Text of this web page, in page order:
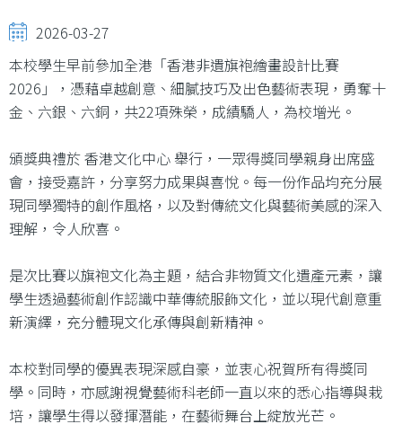
2026-03-27
本校學生早前參加全港「香港非遺旗袍繪畫設計比賽
2026」，憑藉卓越創意、細膩技巧及出色藝術表現，勇奪十
金、六銀、六銅，共22項殊榮，成績驕人，為校增光。
頒獎典禮於 香港文化中心 舉行，一眾得獎同學親身出席盛
會，接受嘉許，分享努力成果與喜悅。每一份作品均充分展
現同學獨特的創作風格，以及對傳統文化與藝術美感的深入
理解，令人欣喜。
是次比賽以旗袍文化為主題，結合非物質文化遺產元素，讓
學生透過藝術創作認識中華傳統服飾文化，並以現代創意重
新演繹，充分體現文化承傳與創新精神。
本校對同學的優異表現深感自豪，並衷心祝賀所有得獎同
學。同時，亦感謝視覺藝術科老師一直以來的悉心指導與栽
培，讓學生得以發揮潛能，在藝術舞台上綻放光芒。